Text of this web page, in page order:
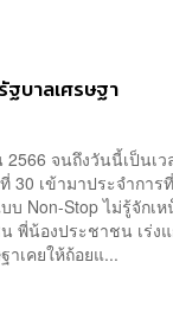
บาลเศรษฐา
จนถึงวันนี้เป็นเว
เข้ามาประจำการ
บ Non-Stop ไม่รู้จักเ
พี่น้องประชาชน เร่
เคยให้ถ้อยแ...